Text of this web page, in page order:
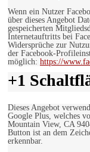
Wenn ein Nutzer
über dieses Angebot
gespeicherten
Internetauftritts bei
Widersprüche zur
der Facebook-
möglich: https://
+1
Dieses Angebot
Google Plus, welches
Mountain View, CA
Button ist an dem
erkennbar.